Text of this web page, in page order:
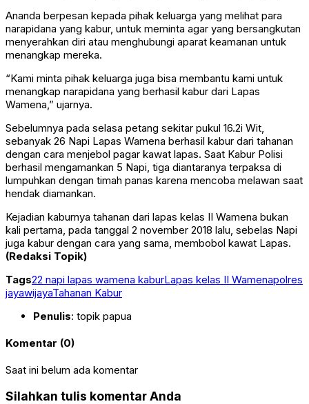
Ananda berpesan kepada pihak keluarga yang melihat para
narapidana yang kabur, untuk meminta agar yang bersangkutan
menyerahkan diri atau menghubungi aparat keamanan untuk
menangkap mereka.
“Kami minta pihak keluarga juga bisa membantu kami untuk
menangkap narapidana yang berhasil kabur dari Lapas
Wamena,” ujarnya.
Sebelumnya pada selasa petang sekitar pukul 16.2i Wit,
sebanyak 26 Napi Lapas Wamena berhasil kabur dari tahanan
dengan cara menjebol pagar kawat lapas. Saat Kabur Polisi
berhasil mengamankan 5 Napi, tiga diantaranya terpaksa di
lumpuhkan dengan timah panas karena mencoba melawan saat
hendak diamankan.
Kejadian kaburnya tahanan dari lapas kelas II Wamena bukan
kali pertama, pada tanggal 2 november 2018 lalu, sebelas Napi
juga kabur dengan cara yang sama, membobol kawat Lapas.
(Redaksi Topik)
Tags22 napi lapas wamena kaburLapas kelas II Wamenapolres
jayawijayaTahanan Kabur
Penulis: topik papua
Komentar (0)
Saat ini belum ada komentar
Silahkan tulis komentar Anda